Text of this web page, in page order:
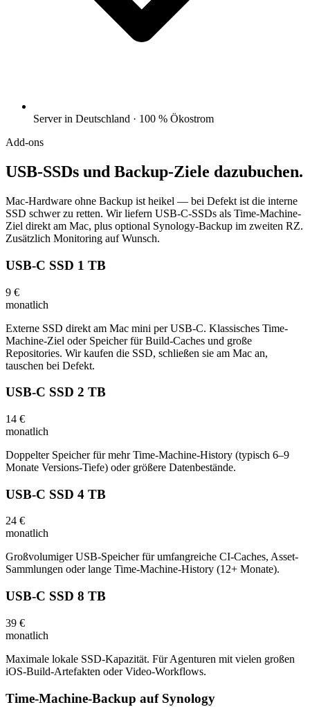
Server in Deutschland · 100 % Ökostrom
Add-ons
USB-SSDs und Backup-Ziele dazubuchen.
Mac-Hardware ohne Backup ist heikel — bei Defekt ist die interne
SSD schwer zu retten. Wir liefern USB-C-SSDs als Time-Machine-
Ziel direkt am Mac, plus optional Synology-Backup im zweiten RZ.
Zusätzlich Monitoring auf Wunsch.
USB-C SSD 1 TB
9 €
monatlich
Externe SSD direkt am Mac mini per USB-C. Klassisches Time-
Machine-Ziel oder Speicher für Build-Caches und große
Repositories. Wir kaufen die SSD, schließen sie am Mac an,
tauschen bei Defekt.
USB-C SSD 2 TB
14 €
monatlich
Doppelter Speicher für mehr Time-Machine-History (typisch 6–9
Monate Versions-Tiefe) oder größere Datenbestände.
USB-C SSD 4 TB
24 €
monatlich
Großvolumiger USB-Speicher für umfangreiche CI-Caches, Asset-
Sammlungen oder lange Time-Machine-History (12+ Monate).
USB-C SSD 8 TB
39 €
monatlich
Maximale lokale SSD-Kapazität. Für Agenturen mit vielen großen
iOS-Build-Artefakten oder Video-Workflows.
Time-Machine-Backup auf Synology